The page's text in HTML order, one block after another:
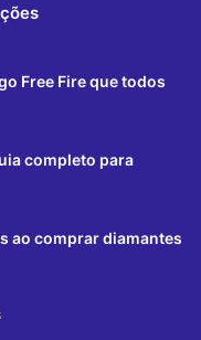
Free Fire que todos
completo para
ao comprar diamantes